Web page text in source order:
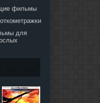
фильмы
для